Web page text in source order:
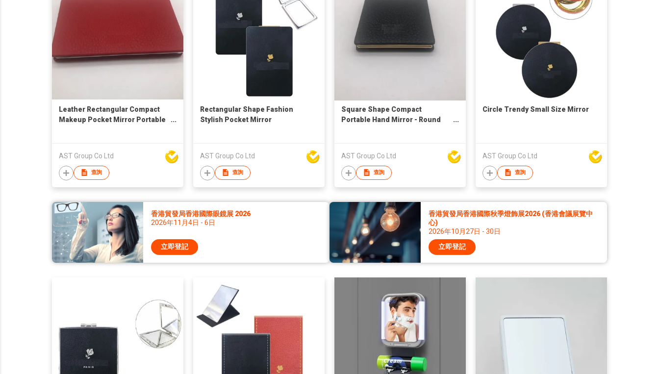
Leather Rectangular Compact
Makeup Pocket Mirror Portable
AST Group Co Ltd
查詢
Rectangular Shape Fashion
Stylish Pocket Mirror
AST Group Co Ltd
查詢
Square Shape Compact
Portable Hand Mirror - Round
AST Group Co Ltd
查詢
Circle Trendy Small Size Mirror
AST Group Co Ltd
查詢
香港貿發局香港國際眼鏡展 2026
2026年11月4日 - 6日
立即登記
香港貿發局香港國際秋季燈飾展2026 (香港會議展覽中
心)
2026年10月27日 - 30日
立即登記